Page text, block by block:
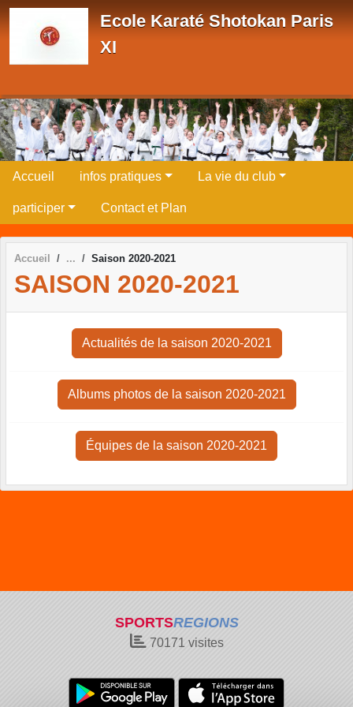
Ecole Karaté Shotokan Paris
XI
Accueil infos pratiques La vie du club
participer Contact et Plan
Accueil Saison 2020-2021
SAISON 2020-2021
Actualités de la saison 2020-2021
Albums photos de la saison 2020-2021
Équipes de la saison 2020-2021
SPORTSREGIONS
70171 visites
Panneau de gestion des cookies